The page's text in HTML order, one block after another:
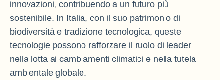
innovazioni, contribuendo a un futuro più
sostenibile. In Italia, con il suo patrimonio di
biodiversità e tradizione tecnologica, queste
tecnologie possono rafforzare il ruolo di leader
nella lotta ai cambiamenti climatici e nella tutela
ambientale globale.